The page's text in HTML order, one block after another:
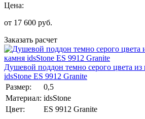
Цена:
от 17 600 руб.
Заказать расчет
Душевой поддон темно серого цвета из
idsStone ES 9912 Granite
Размер:
0,5
Материал: idsStone
Цвет:
ES 9912 Granite